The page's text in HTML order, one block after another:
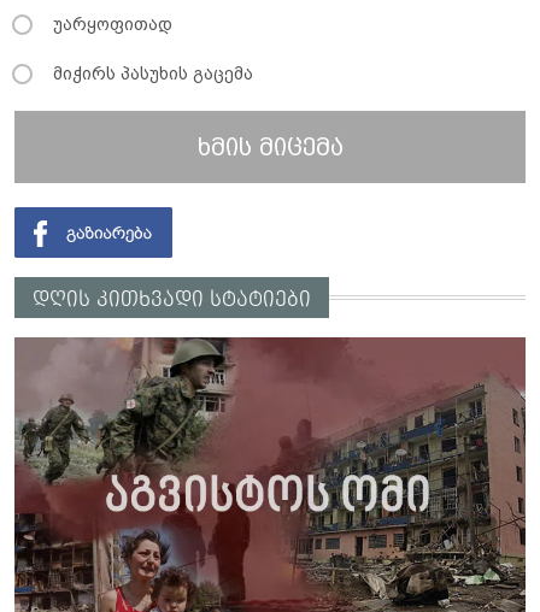
უარყოფითად
მიჭირს პასუხის გაცემა
ხმის მიცემა
დღის კითხვადი სტატიები